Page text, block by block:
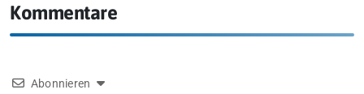
Kommentare
Abonnieren